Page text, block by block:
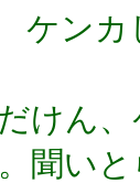
っ
けん、
聞い